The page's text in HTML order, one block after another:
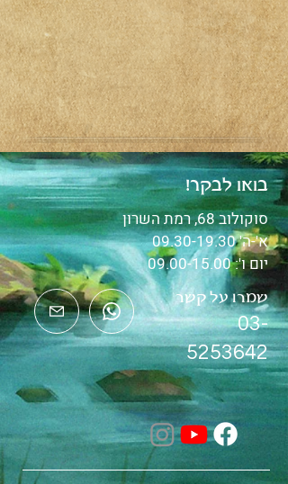
בואו לבקר!
סוקולוב 68, רמת השרון
א'-ה'09.30-19.30
יום ו':09.00-15.00
שמרו על קשר
03-
5253642